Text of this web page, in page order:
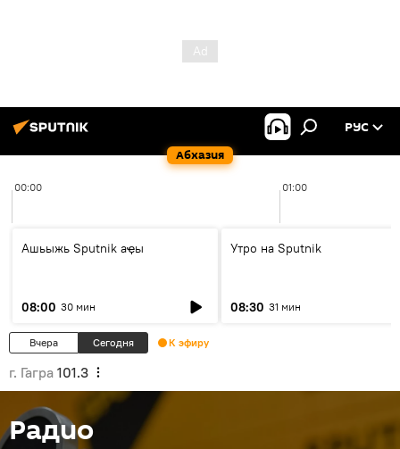
Абхазия
РУС
00:00 01:00
Ашьыжь Sputnik аҿы
08:00 30 мин
Утро на Sputnik
08:30 31 мин
Вчера Сегодня К эфиру
г. Гагра 101.3
Радио